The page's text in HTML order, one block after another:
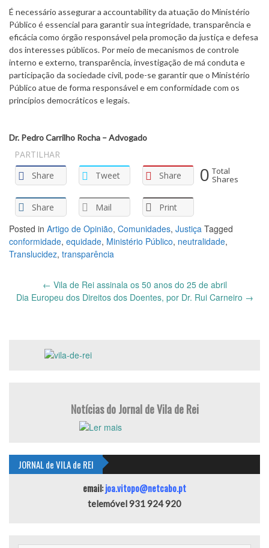
É necessário assegurar a accountability da atuação do Ministério
Público é essencial para garantir sua integridade, transparência e
eficácia como órgão responsável pela promoção da justiça e defesa
dos interesses públicos. Por meio de mecanismos de controle
interno e externo, transparência, investigação de má conduta e
participação da sociedade civil, pode-se garantir que o Ministério
Público atue de forma responsável e em conformidade com os
princípios democráticos e legais.
Dr. Pedro Carrilho Rocha – Advogado
PARTILHAR
Share
Tweet Share
Share Mail Print
0 Total
Shares
Posted in Artigo de Opinião, Comunidades, Justiça Tagged
conformidade, equidade, Ministério Público, neutralidade,
Translucidez, transparência
navigation
← Vila de Rei assinala os 50 anos do 25 de abril
Dia Europeu dos Direitos dos Doentes, por Dr. Rui Carneiro →
Notícias do Jornal de Vila de Rei
JORNAL de VILA de REI
email:joa.vitopo@netcabo.pt
telemóvel 931 924 920